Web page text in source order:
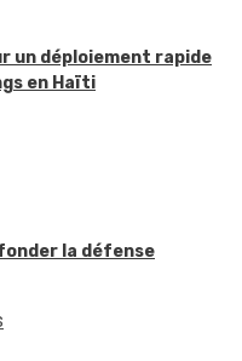
un déploiement rapide
en Haïti
la défense